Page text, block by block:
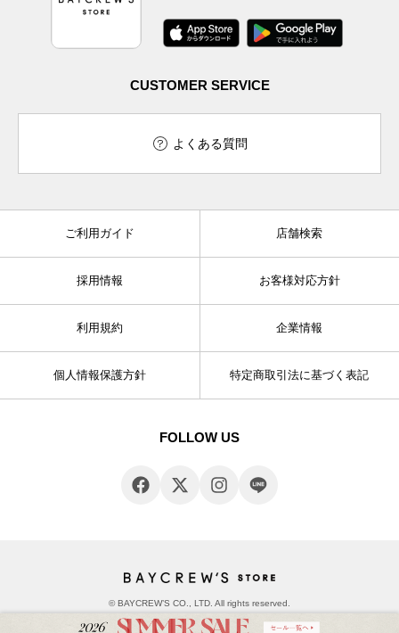
CUSTOMER SERVICE
よくある質問
ご利用ガイド 店舗検索
採用情報 お客様対応方針
利用規約 企業情報
個人情報保護方針 特定商取引法に基づく表記
FOLLOW US
© BAYCREW’S CO., LTD. All rights reserved.